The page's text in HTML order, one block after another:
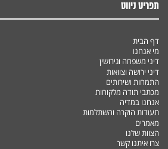
תפריט ניווט
דף הבית
מי אנחנו
דיני משפחה וגירושין
דיני ירושה וצוואות
התמחות ושירותים
מכתבי תודה מלקוחות
אנחנו במדיה
תעודות הוקרה והשתלמות
מאמרים
הצוות שלנו
צרו איתנו קשר